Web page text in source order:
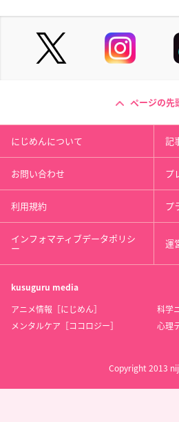
ページの先
にじめんについて 記
お問い合わせ プ
利用規約 プ
インフォマティブデータポリシ
ー 運
kusuguru media
アニメ情報［にじめん］
科学
メンタルケア［ココロジー］
心理
Copyright 2013